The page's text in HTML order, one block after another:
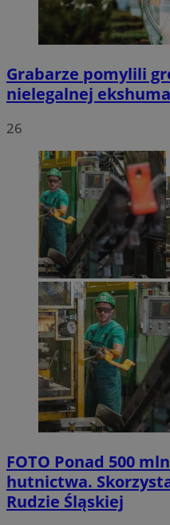
Grabarze pomylili
nielegalnej
26
FOTO Ponad 500
hutnictwa.
Rudzie Śląskiej